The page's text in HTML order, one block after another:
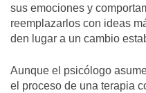
sus emociones y
reemplazarlos con ideas
den lugar a un cambio
Aunque el psicólogo
el proceso de una terapia